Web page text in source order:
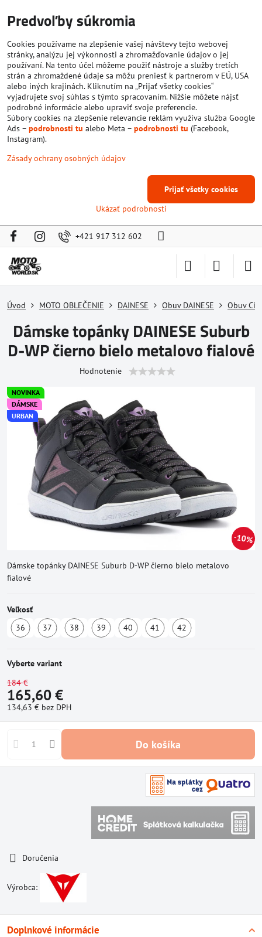
+421 917 312 602
NOVINKA
DÁMSKE
URBAN
10%
Úvod MOTO OBLEČENIE DAINESE Obuv DAINESE Obuv
Dámske topánky DAINESE Suburb
D-WP čierno bielo metalovo fialové
Hodnotenie
Dámske topánky DAINESE Suburb D-WP čierno bielo metalovo
fialové
Veľkosť
36
dodávateľa
37
38
39
40
41
42
Vyberte variant
184 €
165,60 €
134,63 € bez DPH
Do košíka
Doručenia
Výrobca:
Doplnkové informácie
Predvoľby súkromia
Cookies používame na zlepšenie vašej návštevy tejto webovej
stránky, analýzu jej výkonnosti a zhromažďovanie údajov o jej
používaní. Na tento účel môžeme použiť nástroje a služby tretích
strán a zhromaždené údaje sa môžu preniesť k partnerom v EÚ, USA
alebo iných krajinách. Kliknutím na „Prijať všetky cookies“
vyjadrujete svoj súhlas s týmto spracovaním. Nižšie môžete nájsť
podrobné informácie alebo upraviť svoje preferencie.
Súbory cookies na zlepšenie relevancie reklám využíva služba Google
Ads – podrobnosti tu alebo Meta – podrobnosti tu (Facebook,
Instagram).
Zásady ochrany osobných údajov
Ukázať podrobnosti
Prijať všetky cookies